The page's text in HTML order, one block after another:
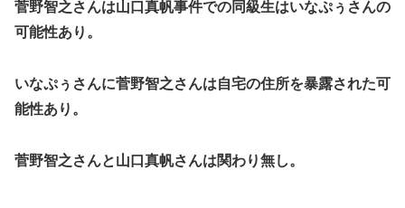
菅野智之さんは山口真帆事件での同級生はいなぷぅさんの
可能性あり。
いなぷぅさんに菅野智之さんは自宅の住所を暴露された可
能性あり。
菅野智之さんと山口真帆さんは関わり無し。